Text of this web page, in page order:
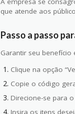
que atende aos
Passo a passo
Garantir seu benefício
Clique na opção
Copie o código
Direcione-se para
Insira os itens